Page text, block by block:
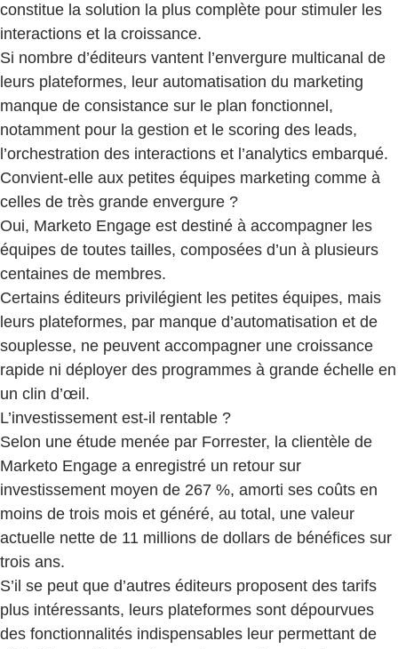
constitue la solution la plus complète pour stimuler les
interactions et la croissance.
Si nombre d’éditeurs vantent l’envergure multicanal de
leurs plateformes, leur automatisation du marketing
manque de consistance sur le plan fonctionnel,
notamment pour la gestion et le scoring des leads,
l’orchestration des interactions et l’analytics embarqué.
Convient-elle aux petites équipes marketing comme à
celles de très grande envergure ?
Oui, Marketo Engage est destiné à accompagner les
équipes de toutes tailles, composées d’un à plusieurs
centaines de membres.
Certains éditeurs privilégient les petites équipes, mais
leurs plateformes, par manque d’automatisation et de
souplesse, ne peuvent accompagner une croissance
rapide ni déployer des programmes à grande échelle en
un clin d’œil.
L’investissement est-il rentable ?
Selon une étude menée par Forrester, la clientèle de
Marketo Engage a enregistré un retour sur
investissement moyen de 267 %, amorti ses coûts en
moins de trois mois et généré, au total, une valeur
actuelle nette de 11 millions de dollars de bénéfices sur
trois ans.
S’il se peut que d’autres éditeurs proposent des tarifs
plus intéressants, leurs plateformes sont dépourvues
des fonctionnalités indispensables leur permettant de